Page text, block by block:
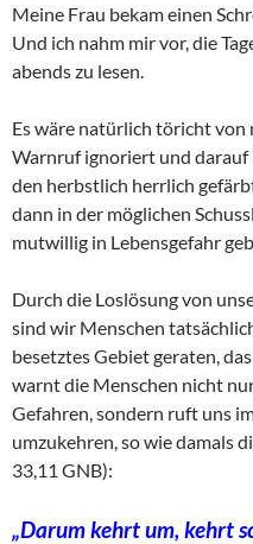
Meine Frau bekam einen
Und ich nahm mir vor, die
abends zu lesen.
Es wäre natürlich töricht von
Warnruf ignoriert und darauf
den herbstlich herrlich
dann in der möglichen
mutwillig in Lebensgefahr
Durch die Loslösung von
sind wir Menschen
besetztes Gebiet geraten,
warnt die Menschen nicht
Gefahren, sondern ruft uns
umzukehren, so wie damals
33,11 GNB):
„Darum kehrt um, kehrt